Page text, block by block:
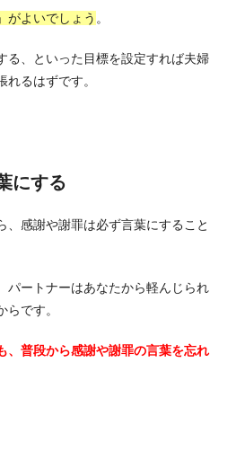
がよいでしょう 。
る、といった目標を設定すれば夫婦
るはずです。
にする
、感謝や謝罪は必ず言葉にすること
パートナーはあなたから軽んじられ
です。
、普段から感謝や謝罪の言葉を忘れ